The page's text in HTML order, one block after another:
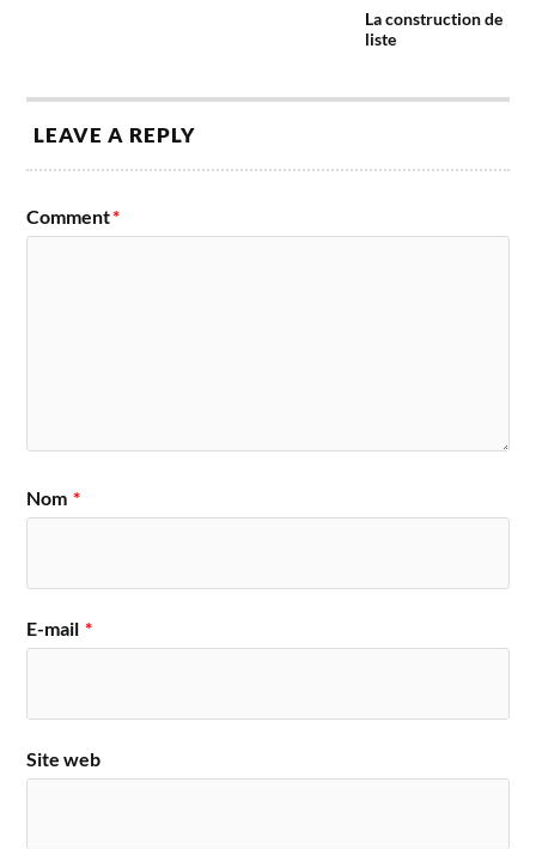
La construction de
liste
LEAVE A REPLY
Comment*
Nom *
E-mail *
Site web